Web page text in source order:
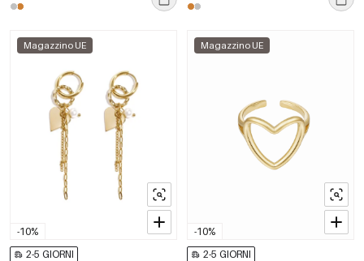
-10%
Magazzino UE
2-5 GIORNI
-10%
Magazzino UE
2-5 GIORNI